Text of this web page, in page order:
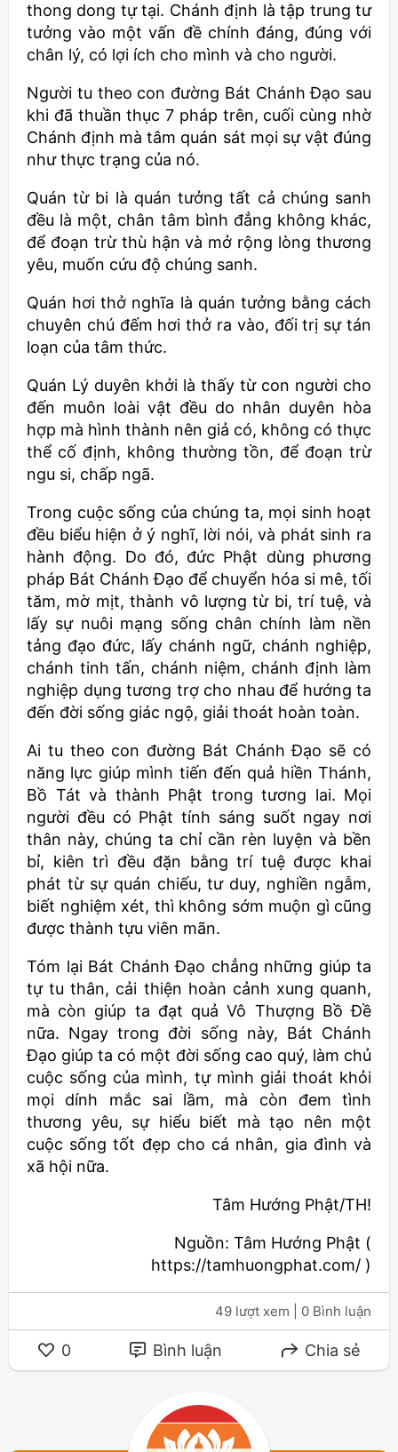
thong dong tự tại. Chánh định là tập trung tư
tưởng vào một vấn đề chính đáng, đúng với
chân lý, có lợi ích cho mình và cho người.
Người tu theo con đường Bát Chánh Đạo sau
khi đã thuần thục 7 pháp trên, cuối cùng nhờ
Chánh định mà tâm quán sát mọi sự vật đúng
như thực trạng của nó.
Quán từ bi là quán tưởng tất cả chúng sanh
đều là một, chân tâm bình đẳng không khác,
để đoạn trừ thù hận và mở rộng lòng thương
yêu, muốn cứu độ chúng sanh.
Quán hơi thở nghĩa là quán tưởng bằng cách
chuyên chú đếm hơi thở ra vào, đối trị sự tán
loạn của tâm thức.
Quán Lý duyên khởi là thấy từ con người cho
đến muôn loài vật đều do nhân duyên hòa
hợp mà hình thành nên giả có, không có thực
thể cố định, không thường tồn, để đoạn trừ
ngu si, chấp ngã.
Trong cuộc sống của chúng ta, mọi sinh hoạt
đều biểu hiện ở ý nghĩ, lời nói, và phát sinh ra
hành động. Do đó, đức Phật dùng phương
pháp Bát Chánh Đạo để chuyển hóa si mê, tối
tăm, mờ mịt, thành vô lượng từ bi, trí tuệ, và
lấy sự nuôi mạng sống chân chính làm nền
tảng đạo đức, lấy chánh ngữ, chánh nghiệp,
chánh tinh tấn, chánh niệm, chánh định làm
nghiệp dụng tương trợ cho nhau để hướng ta
đến đời sống giác ngộ, giải thoát hoàn toàn.
Ai tu theo con đường Bát Chánh Đạo sẽ có
năng lực giúp mình tiến đến quả hiền Thánh,
Bồ Tát và thành Phật trong tương lai. Mọi
người đều có Phật tính sáng suốt ngay nơi
thân này, chúng ta chỉ cần rèn luyện và bền
bỉ, kiên trì đều đặn bằng trí tuệ được khai
phát từ sự quán chiếu, tư duy, nghiền ngẫm,
biết nghiệm xét, thì không sớm muộn gì cũng
được thành tựu viên mãn.
Tóm lại Bát Chánh Đạo chẳng những giúp ta
tự tu thân, cải thiện hoàn cảnh xung quanh,
mà còn giúp ta đạt quả Vô Thượng Bồ Đề
nữa. Ngay trong đời sống này, Bát Chánh
Đạo giúp ta có một đời sống cao quý, làm chủ
cuộc sống của mình, tự mình giải thoát khỏi
mọi dính mắc sai lầm, mà còn đem tình
thương yêu, sự hiểu biết mà tạo nên một
cuộc sống tốt đẹp cho cá nhân, gia đình và
xã hội nữa.
Tâm Hướng Phật/TH!
Nguồn: Tâm Hướng Phật (
https://tamhuongphat.com/ )
49 lượt xem | 0 Bình luận
0 Bình luận Chia sẻ